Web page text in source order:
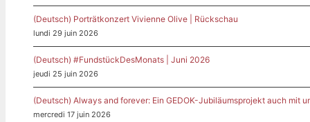
(Deutsch) Porträtkonzert Vivienne Olive | Rückschau
lundi 29 juin 2026
(Deutsch) #FundstückDesMonats | Juni 2026
jeudi 25 juin 2026
(Deutsch) Always and forever: Ein GEDOK-Jubiläumsprojekt auch mit
mercredi 17 juin 2026